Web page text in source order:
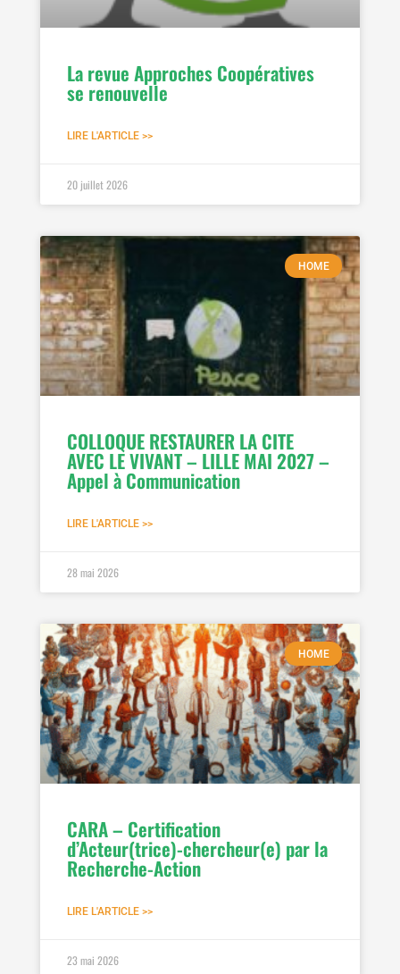
La revue Approches Coopératives
se renouvelle
LIRE L'ARTICLE >>
20 juillet 2026
HOME
COLLOQUE RESTAURER LA CITE
AVEC LE VIVANT – LILLE MAI 2027 –
Appel à Communication
LIRE L'ARTICLE >>
28 mai 2026
HOME
CARA – Certification
d’Acteur(trice)-chercheur(e) par la
Recherche-Action
LIRE L'ARTICLE >>
23 mai 2026